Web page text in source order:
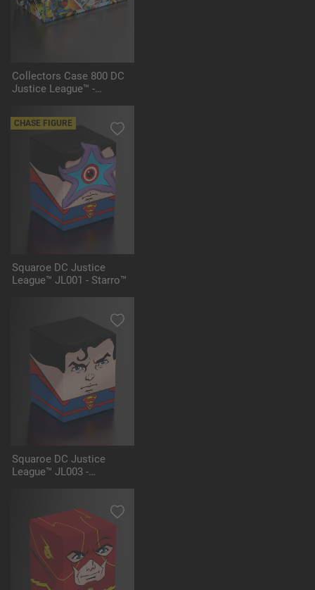
Collectors Case 800 DC
Justice League™ -
CHASE FIGURE
Squaroe DC Justice
League™ JL001 - Starro™
Squaroe DC Justice
League™ JL003 -